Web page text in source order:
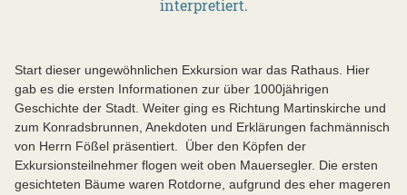
interpretiert.
Start dieser ungewöhnlichen Exkursion war das Rathaus. Hier
gab es die ersten Informationen zur über 1000jährigen
Geschichte der Stadt. Weiter ging es Richtung Martinskirche und
zum Konradsbrunnen, Anekdoten und Erklärungen fachmännisch
von Herrn Fößel präsentiert. Über den Köpfen der
Exkursionsteilnehmer flogen weit oben Mauersegler. Die ersten
gesichteten Bäume waren Rotdorne, aufgrund des eher mageren